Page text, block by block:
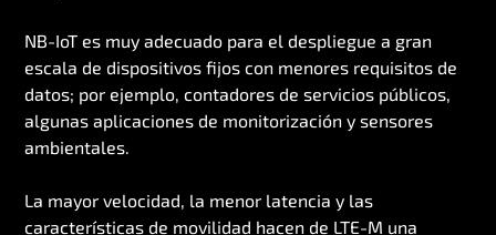
NB-IoT es muy adecuado para el despliegue a gran
escala de dispositivos fijos con menores requisitos de
datos; por ejemplo, contadores de servicios públicos,
algunas aplicaciones de monitorización y sensores
ambientales.
La mayor velocidad, la menor latencia y las
características de movilidad hacen de LTE-M una